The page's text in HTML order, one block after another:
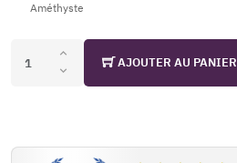
Améthyste
AJOUTER AU PANIER